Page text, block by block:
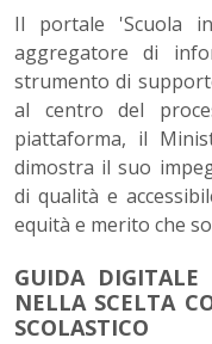
Il portale 'Scuola
aggregatore di
strumento di
al centro del
piattaforma, il
dimostra il suo
di qualità e
equità e merito che
GUIDA DIGITALE
NELLA SCELTA
SCOLASTICO